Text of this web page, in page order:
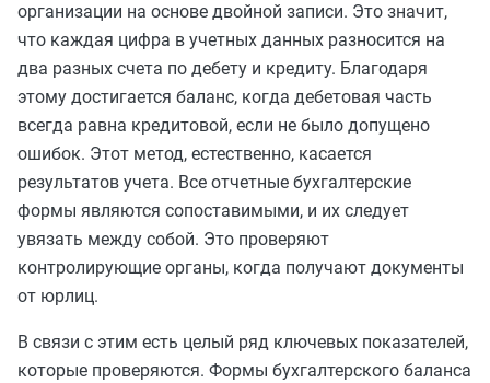
организации на основе двойной записи. Это значит,
что каждая цифра в учетных данных разносится на
два разных счета по дебету и кредиту. Благодаря
этому достигается баланс, когда дебетовая часть
всегда равна кредитовой, если не было допущено
ошибок. Этот метод, естественно, касается
результатов учета. Все отчетные бухгалтерские
формы являются сопоставимыми, и их следует
увязать между собой. Это проверяют
контролирующие органы, когда получают документы
от юрлиц.
В связи с этим есть целый ряд ключевых показателей,
которые проверяются. Формы бухгалтерского баланса